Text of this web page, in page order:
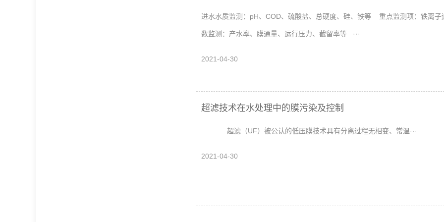
进水水质监测：pH、COD、硫酸盐、总硬度、硅、铁等 重点监测项：铁离子
数监测：产水率、膜通量、运行压力、截留率等 ···
2021-04-30
超滤技术在水处理中的膜污染及控制
超滤（UF）被公认的低压膜技术具有分离过程无相变、常温···
2021-04-30